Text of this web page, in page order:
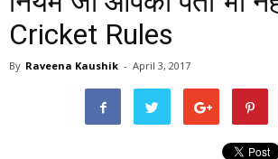
Cricket Rules
By Raveena Kaushik - April 3, 2017